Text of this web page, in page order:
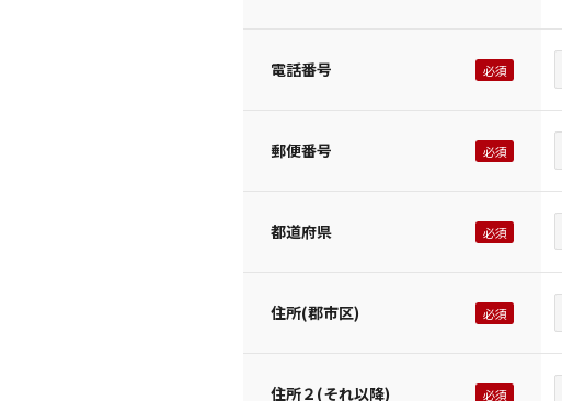
電話番号
郵便番号
都道府県
住所(郡市区)
住所２(それ以降)